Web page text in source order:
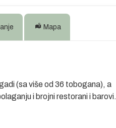
Mapa
(sa više od 36 tobogana), a
i brojni restorani i barovi.